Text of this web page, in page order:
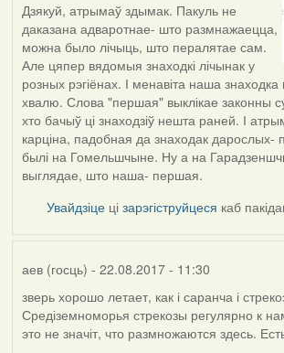
In
reply
to
by
Alex
(госць)
Дзякуй, атрымаў здымак. Пакуль не
даказана адваротнае- што размнажаецца,
можна было лічыць, што пералятае сам.
Але цяпер вядомыя знаходкі лічынак у
розных рэгіёнах. І менавіта наша
хвалю. Слова "першая" выклікае законны
хто бачыў ці знаходзіў нешта раней. І
карціна, падобная да знаходак дарослых-
былі на Гомельшчыне. Ну а на
выглядае, што наша- першая.
Увайдзіце цізарэгіструйцеся каб
аев (госць) - 22.08.2017 - 11:30
In
reply
to
зверь хорошо летает, как і саранча і
Средіземноморья стрекозы регулярно к
это не значіт, что размножаются здесь.